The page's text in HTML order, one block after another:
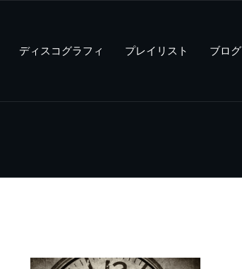
ディスコグラフィ プレイリスト ブログ